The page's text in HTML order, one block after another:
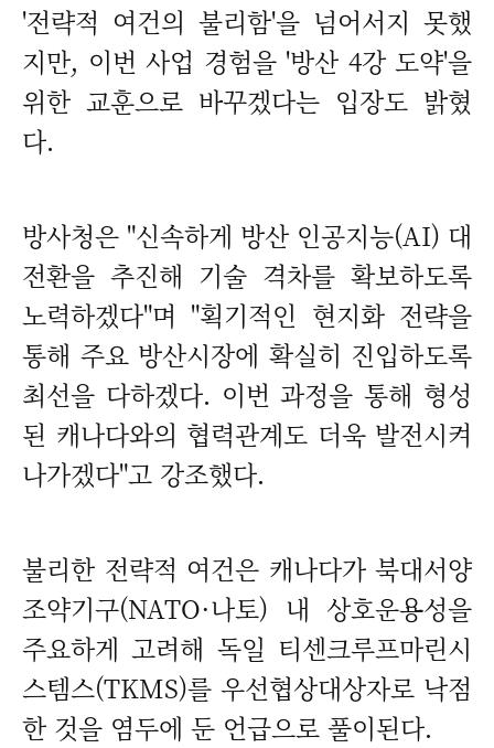
'전략적 여건의 불리함'을 넘어서지 못했
지만, 이번 사업 경험을 '방산 4강 도약'을
위한 교훈으로 바꾸겠다는 입장도 밝혔
다.
방사청은 "신속하게 방산 인공지능(AI) 대
전환을 추진해 기술 격차를 확보하도록
노력하겠다"며 "획기적인 현지화 전략을
통해 주요 방산시장에 확실히 진입하도록
최선을 다하겠다. 이번 과정을 통해 형성
된 캐나다와의 협력관계도 더욱 발전시켜
나가겠다"고 강조했다.
불리한 전략적 여건은 캐나다가 북대서양
조약기구(NATO·나토) 내 상호운용성을
주요하게 고려해 독일 티센크루프마린시
스템스(TKMS)를 우선협상대상자로 낙점
한 것을 염두에 둔 언급으로 풀이된다.